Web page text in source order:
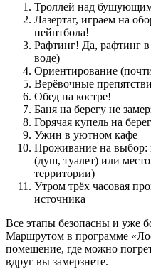
Троллей над
Лазертаг, играем на
пейнтбола!
Рафтинг! Да, рафтинг
воде)
Ориентирование
Верёвочные
Обед на костре!
Баня на берегу не
Горячая купель на
Ужин в уютном кафе
Проживание на выбор:
(душ, туалет) или
территории)
Утром трёх часовая
источника
Все этапы безопасны и уже
Маршрутом в программе
помещение, где можно
вдруг вы замерзнете.